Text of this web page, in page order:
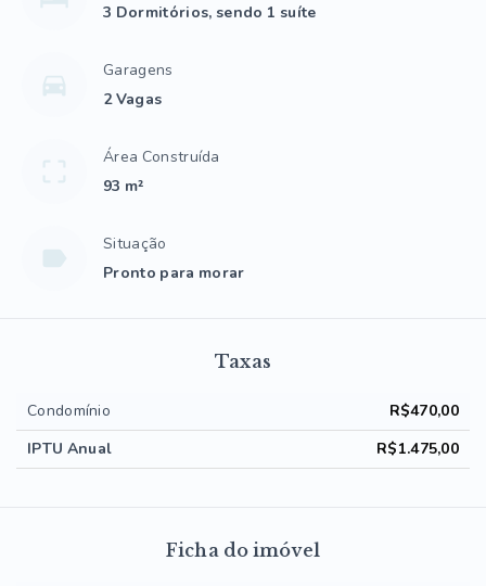
3 Dormitórios, sendo 1 suíte
Garagens
2 Vagas
Área Construída
93 m²
Situação
Pronto para morar
Taxas
Condomínio
R$470,00
IPTU Anual
R$1.475,00
Ficha do imóvel